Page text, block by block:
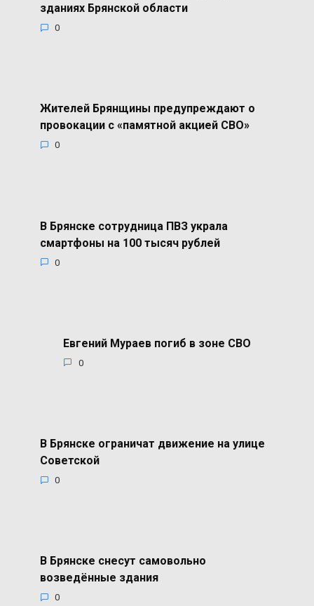
зданиях Брянской области
0
Жителей Брянщины предупреждают о
провокации с «памятной акцией СВО»
0
В Брянске сотрудница ПВЗ украла
смартфоны на 100 тысяч рублей
0
Евгений Мураев погиб в зоне СВО
0
В Брянске ограничат движение на улице
Советской
0
В Брянске снесут самовольно
возведённые здания
0